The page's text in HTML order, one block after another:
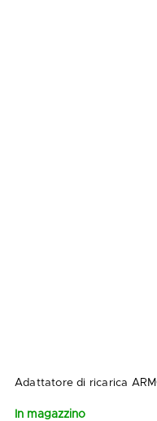
Adattatore di ricarica
In magazzino